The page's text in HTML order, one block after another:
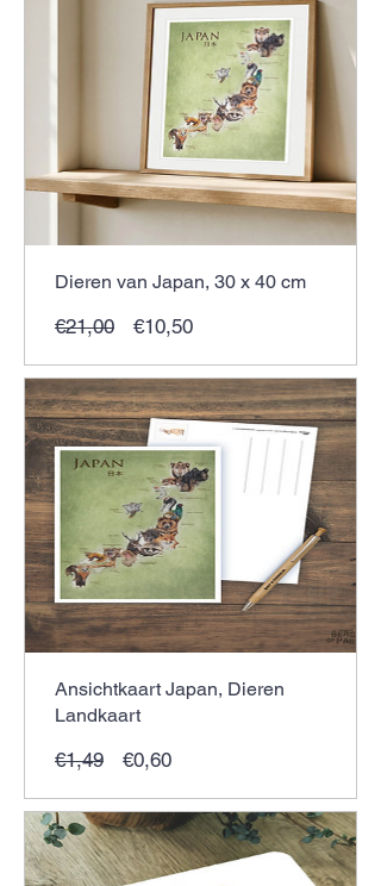
Dieren van Japan, 30 x 40 cm
€21,00
Normale
€10,50Verkoopprijs
Ansichtkaart Japan, Dieren
Landkaart
€1,49
Normale
€0,60Verkoopprijs